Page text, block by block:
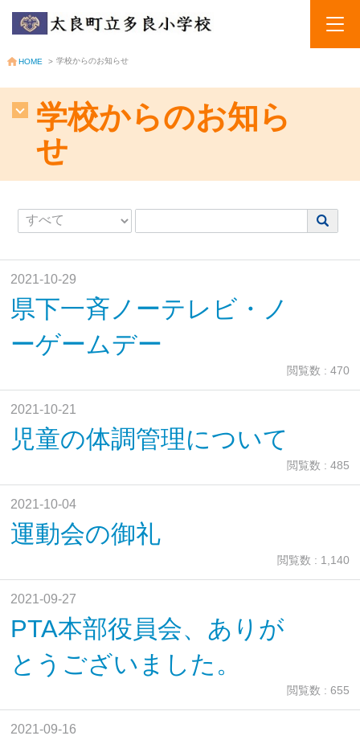
HOME > 学校からのお知らせ
学校からのお知ら
せ
2021-10-29
県下一斉ノーテレビ・ノ
ーゲームデー
閲覧数 : 470
2021-10-21
児童の体調管理について
閲覧数 : 485
2021-10-04
運動会の御礼
閲覧数 : 1,140
2021-09-27
PTA本部役員会、ありが
とうございました。
閲覧数 : 655
2021-09-16